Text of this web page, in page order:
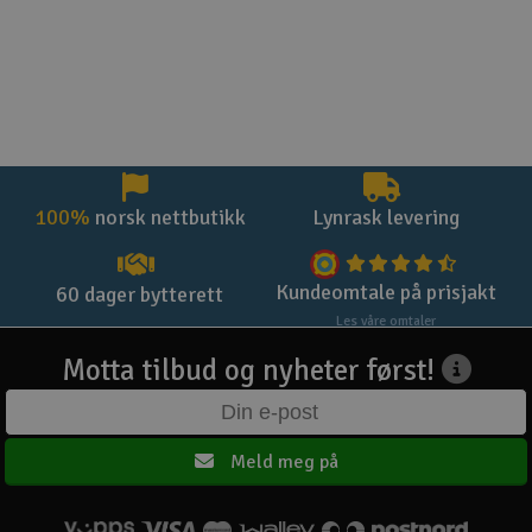
100% norsk nettbutikk Lynrask levering
60 dager bytterett Kundeomtale på prisjakt
Les våre omtaler
Motta tilbud og nyheter først!
Meld meg på